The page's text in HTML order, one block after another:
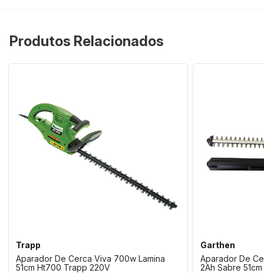
Produtos Relacionados
Trapp
Aparador De Cerca Viva 700w Lamina
51cm Ht700 Trapp 220V
Garthen
Aparador De
2Ah Sabre